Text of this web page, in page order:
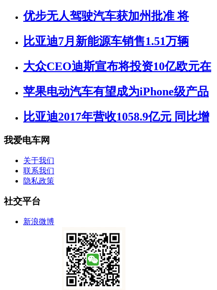
优步无人驾驶汽车获加州批准 将
比亚迪7月新能源车销售1.51万辆
大众CEO迪斯宣布将投资10亿欧元在
苹果电动汽车有望成为iPhone级产品
比亚迪2017年营收1058.9亿元 同比增
我爱电车网
关于我们
联系我们
隐私政策
社交平台
新浪微博